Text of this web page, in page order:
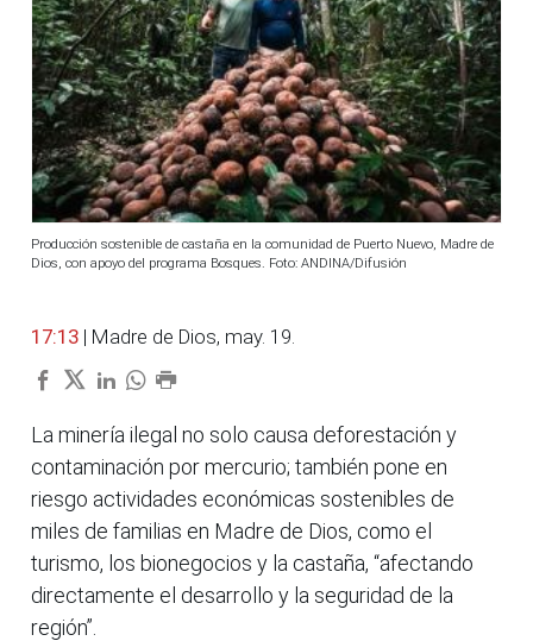
Producción sostenible de castaña en la comunidad de Puerto Nuevo, Madre de
Dios, con apoyo del programa Bosques. Foto: ANDINA/Difusión
17:13 | Madre de Dios, may. 19.
La minería ilegal no solo causa deforestación y
contaminación por mercurio; también pone en
riesgo actividades económicas sostenibles de
miles de familias en Madre de Dios, como el
turismo, los bionegocios y la castaña, “afectando
directamente el desarrollo y la seguridad de la
región”.